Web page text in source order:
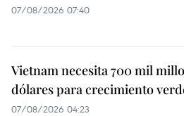
07/08/2026 07:40
Vietnam necesita 700 mil
dólares para crecimiento
07/08/2026 04:23